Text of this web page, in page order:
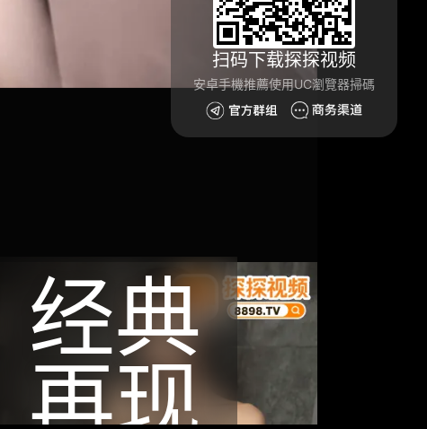
扫码下载探探视频
安卓手機推薦使用UC瀏覽器掃碼
经典
再现